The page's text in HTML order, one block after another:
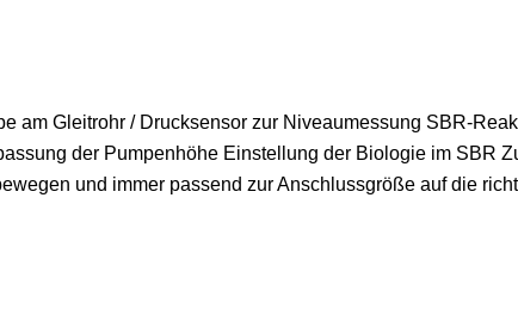
am Gleitrohr / Drucksensor zur Niveaumessung SBR-
der Pumpenhöhe Einstellung der Biologie im SBR
und immer passend zur Anschlussgröße auf die